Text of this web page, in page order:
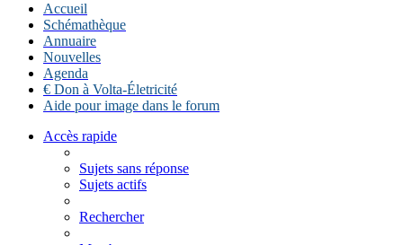
Accueil
Schémathèque
Annuaire
Nouvelles
Agenda
€ Don à Volta-Életricité
Aide pour image dans le forum
Accès rapide
Sujets sans réponse
Sujets actifs
Rechercher